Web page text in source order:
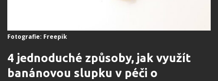
Fotografie: Freepik
4 jednoduché způsoby, jak využít
banánovou slupku v péči o